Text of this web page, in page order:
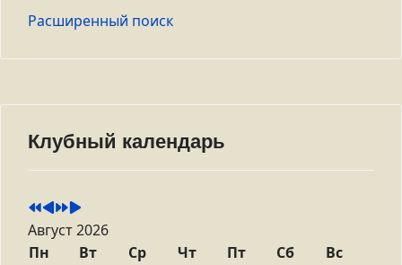
Расширенный поиск
Клубный календарь
Август 2026
Пн
Вт Ср Чт Пт Сб
Вс